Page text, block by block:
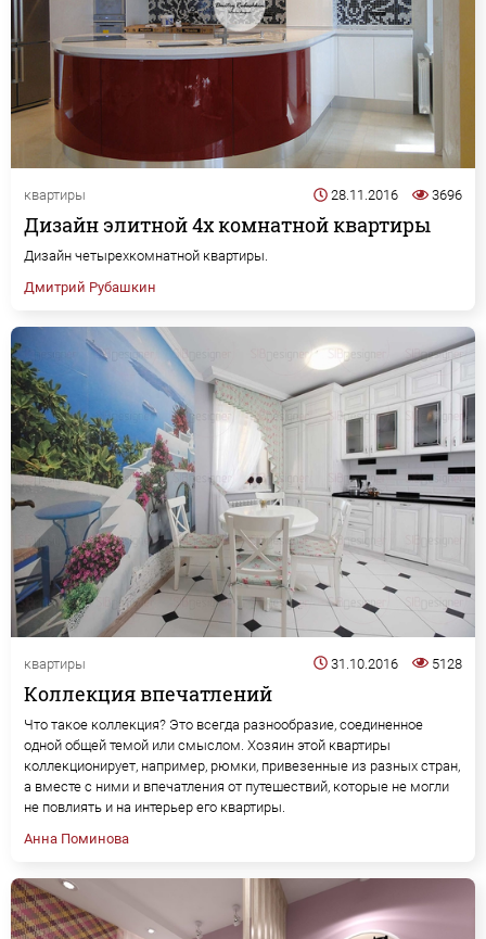
квартиры 28.11.2016 3696
Дизайн элитной 4х комнатной квартиры
Дизайн четырехкомнатной квартиры.
Дмитрий Рубашкин
квартиры 31.10.2016 5128
Коллекция впечатлений
Что такое коллекция? Это всегда разнообразие, соединенное
одной общей темой или смыслом. Хозяин этой квартиры
коллекционирует, например, рюмки, привезенные из разных стран,
а вместе с ними и впечатления от путешествий, которые не могли
не повлиять и на интерьер его квартиры.
Анна Поминова